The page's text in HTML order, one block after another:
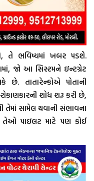
તે ભવિષ્યમાં ખબર પડશે.
જો આ સિસ્ટમને ઇન્ટગ્રેટ
તાતારેન્કોએ પોતાની
શોધ શરૂ કરી છે,
તેમાં સામેલ થવાની સંભાવના
પાઇલટ માટે પણ કોઈ